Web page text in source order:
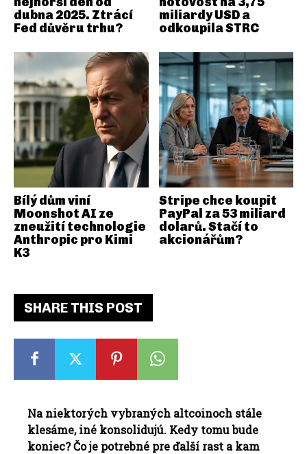
SHARE THIS POST
Na niektorých vybraných altcoinoch stále
klesáme, iné konsolidujú. Kedy tomu bude
koniec? Čo je potrebné pre ďalší rast a kam
dubna 2025. Ztrácí
Fed důvěru trhu?
miliardy USD a
odkoupila STRC
Bílý dům viní
Moonshot AI ze
zneužití technologie
Anthropic pro Kimi
K3
Stripe chce koupit
PayPal za 53 miliard
dolarů. Stačí to
akcionářům?